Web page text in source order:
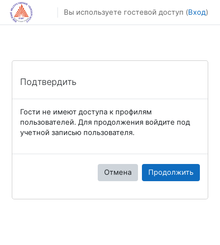
Перейти к основному содержанию
Вы используете гостевой доступ (Вход)
Подтвердить
Гости не имеют доступа к профилям
пользователей. Для продолжения войдите под
учетной записью пользователя.
Отмена Продолжить